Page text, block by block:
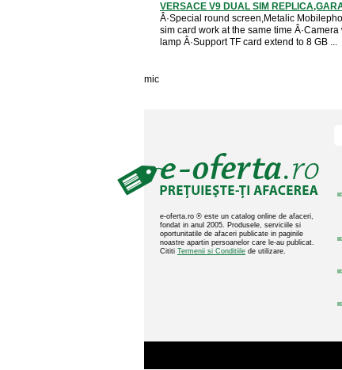
VERSACE V9 DUAL SIM
Â·Special round screen,Metalic
sim card work at the same time Â·Camera
lamp Â·Support TF card extend to 8 GB ...
mic
e-oferta.ro ® este un catalog online de afaceri,
fondat in anul 2005. Produsele, serviciile si
oportunitatile de afaceri publicate in paginile
noastre apartin persoanelor care le-au publicat.
Cititi Termenii si Conditiile de utilizare.